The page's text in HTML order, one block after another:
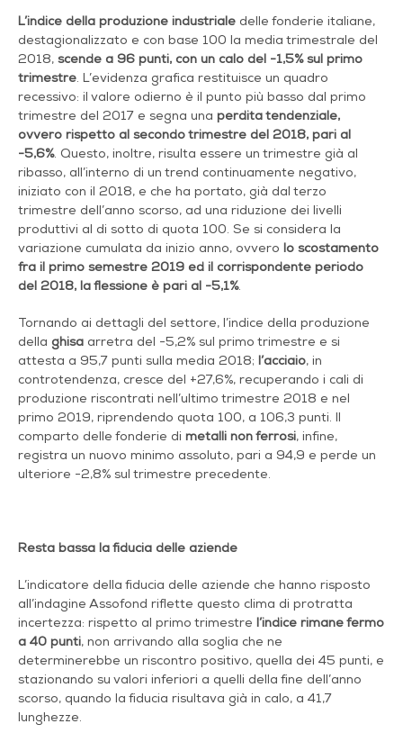
L’indice della produzione industriale delle fonderie italiane,
destagionalizzato e con base 100 la media trimestrale del
2018, scende a 96 punti, con un calo del -1,5% sul primo
trimestre. L’evidenza grafica restituisce un quadro
recessivo: il valore odierno è il punto più basso dal primo
trimestre del 2017 e segna una perdita tendenziale,
ovvero rispetto al secondo trimestre del 2018, pari al
-5,6%. Questo, inoltre, risulta essere un trimestre già al
ribasso, all’interno di un trend continuamente negativo,
iniziato con il 2018, e che ha portato, già dal terzo
trimestre dell’anno scorso, ad una riduzione dei livelli
produttivi al di sotto di quota 100. Se si considera la
variazione cumulata da inizio anno, ovvero lo scostamento
fra il primo semestre 2019 ed il corrispondente periodo
del 2018, la flessione è pari al -5,1%.
Tornando ai dettagli del settore, l’indice della produzione
della ghisa arretra del -5,2% sul primo trimestre e si
attesta a 95,7 punti sulla media 2018; l’acciaio, in
controtendenza, cresce del +27,6%, recuperando i cali di
produzione riscontrati nell’ultimo trimestre 2018 e nel
primo 2019, riprendendo quota 100, a 106,3 punti. Il
comparto delle fonderie di metalli non ferrosi, infine,
registra un nuovo minimo assoluto, pari a 94,9 e perde un
ulteriore -2,8% sul trimestre precedente.
Resta bassa la fiducia delle aziende
L’indicatore della fiducia delle aziende che hanno risposto
all’indagine Assofond riflette questo clima di protratta
incertezza: rispetto al primo trimestre l’indice rimane fermo
a 40 punti, non arrivando alla soglia che ne
determinerebbe un riscontro positivo, quella dei 45 punti, e
stazionando su valori inferiori a quelli della fine dell’anno
scorso, quando la fiducia risultava già in calo, a 41,7
lunghezze.